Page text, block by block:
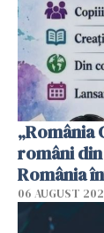
români
România
06 AUGUST